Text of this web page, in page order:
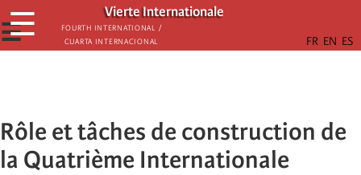
Skip
to
main
Vierte Internationale
Fourth International /
Cuarta Internacional
☰
☰
Rôle et tâches de construction de
la Quatrième Internationale